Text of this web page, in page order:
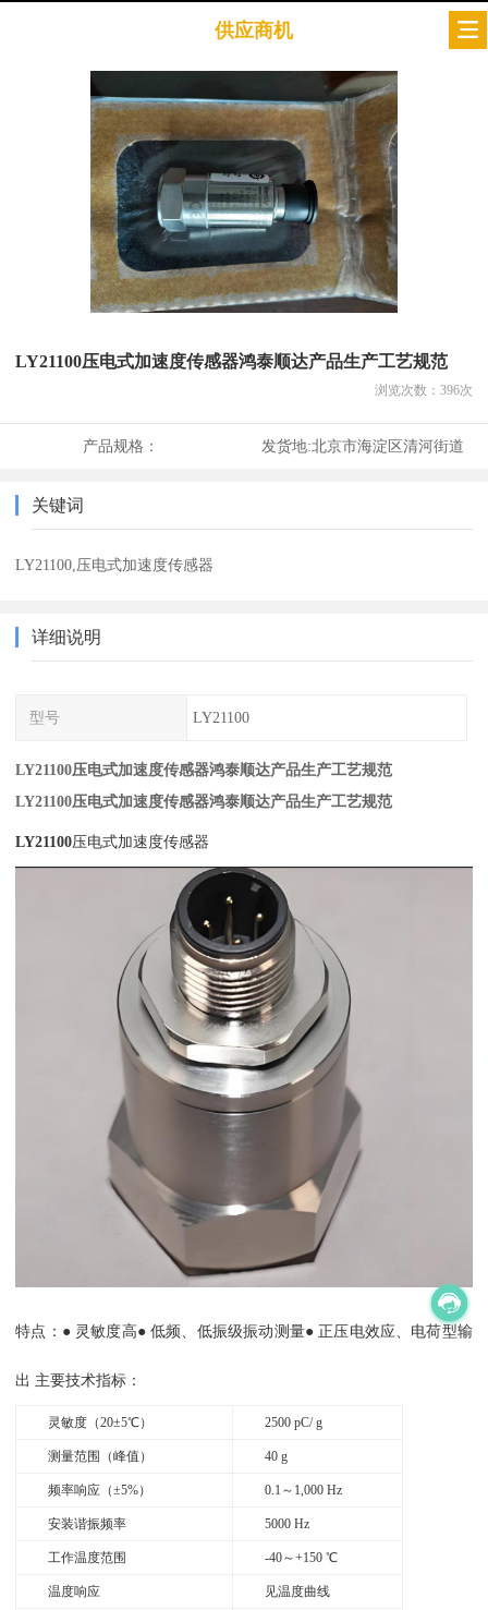
供应商机
LY21100压电式加速度传感器鸿泰顺达产品生产工艺规范
浏览次数： 396次
产品规格： 发货地:北京市海淀区清河街道
关键词
LY21100,压电式加速度传感器
详细说明
型号 LY21100
LY21100压电式加速度传感器鸿泰顺达产品生产工艺规范
LY21100压电式加速度传感器鸿泰顺达产品生产工艺规范
LY21100压电式加速度传感器
特点：● 灵敏度高● 低频、低振级振动测量● 正压电效应、电荷型输
出 主要技术指标：
灵敏度（20±5℃） 2500 pC/ g
测量范围（峰值） 40 g
频率响应（±5%） 0.1～1,000 Hz
安装谐振频率 5000 Hz
工作温度范围 -40～+150 ℃
温度响应 见温度曲线